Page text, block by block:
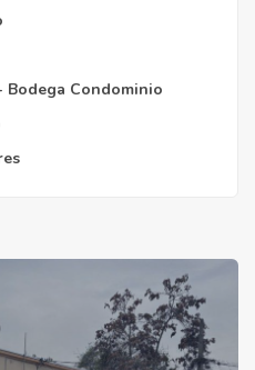
Bodega Condominio